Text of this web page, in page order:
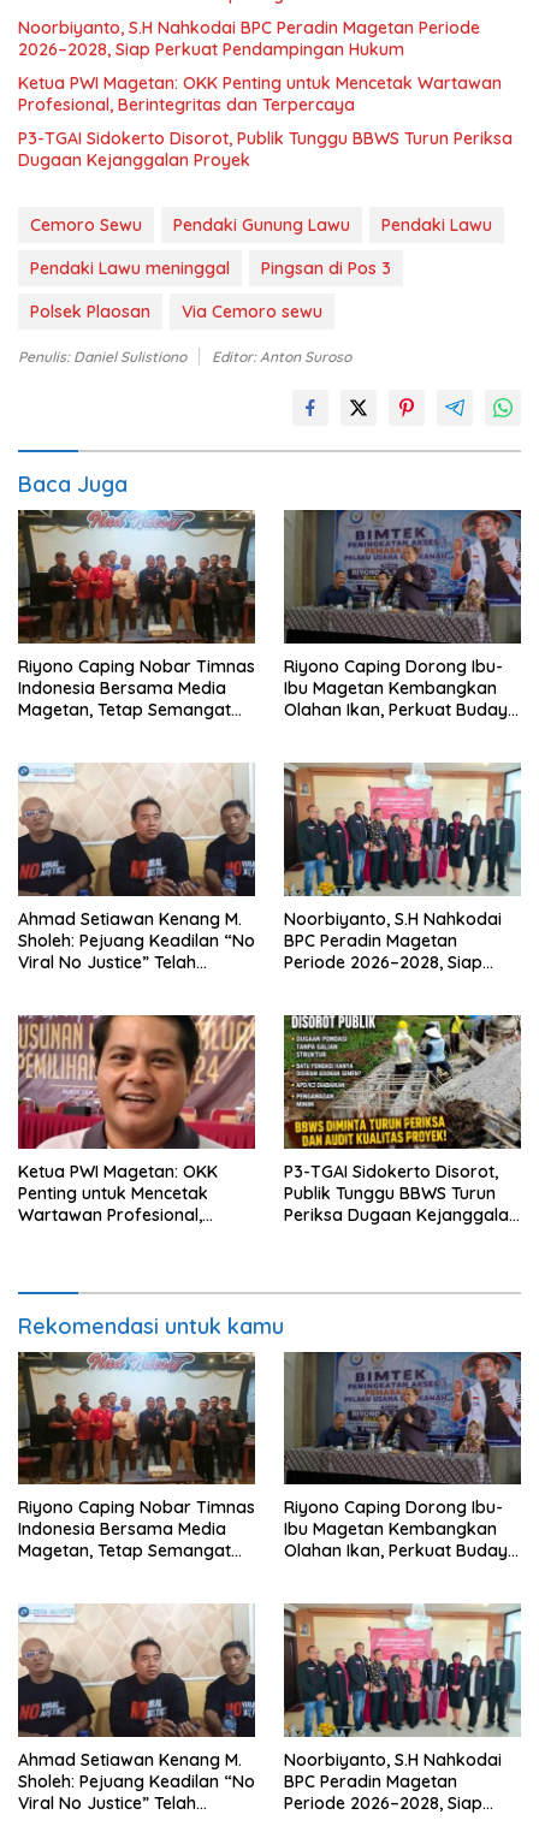
Noorbiyanto, S.H Nahkodai BPC Peradin Magetan Periode
2026–2028, Siap Perkuat Pendampingan Hukum
Ketua PWI Magetan: OKK Penting untuk Mencetak Wartawan
Profesional, Berintegritas dan Terpercaya
P3-TGAI Sidokerto Disorot, Publik Tunggu BBWS Turun Periksa
Dugaan Kejanggalan Proyek
Cemoro Sewu Pendaki Gunung Lawu
Pendaki Lawu
Pendaki Lawu meninggal
Pingsan di Pos 3
Polsek Plaosan
Via Cemoro sewu
Penulis: Daniel Sulistiono Editor: Anton Suroso
Baca Juga
Riyono Caping Nobar Timnas
Indonesia Bersama Media
Magetan, Tetap Semangat
Riyono Caping Dorong Ibu-
Ibu Magetan Kembangkan
Olahan Ikan, Perkuat Budaya
Ahmad Setiawan Kenang M.
Sholeh: Pejuang Keadilan “No
Viral No Justice” Telah
Noorbiyanto, S.H Nahkodai
BPC Peradin Magetan
Periode 2026–2028, Siap
Ketua PWI Magetan: OKK
Penting untuk Mencetak
Wartawan Profesional,
P3-TGAI Sidokerto Disorot,
Publik Tunggu BBWS Turun
Periksa Dugaan Kejanggalan
Rekomendasi untuk kamu
Riyono Caping Nobar Timnas
Indonesia Bersama Media
Magetan, Tetap Semangat
Riyono Caping Dorong Ibu-
Ibu Magetan Kembangkan
Olahan Ikan, Perkuat Budaya
Ahmad Setiawan Kenang M.
Sholeh: Pejuang Keadilan “No
Viral No Justice” Telah
Noorbiyanto, S.H Nahkodai
BPC Peradin Magetan
Periode 2026–2028, Siap